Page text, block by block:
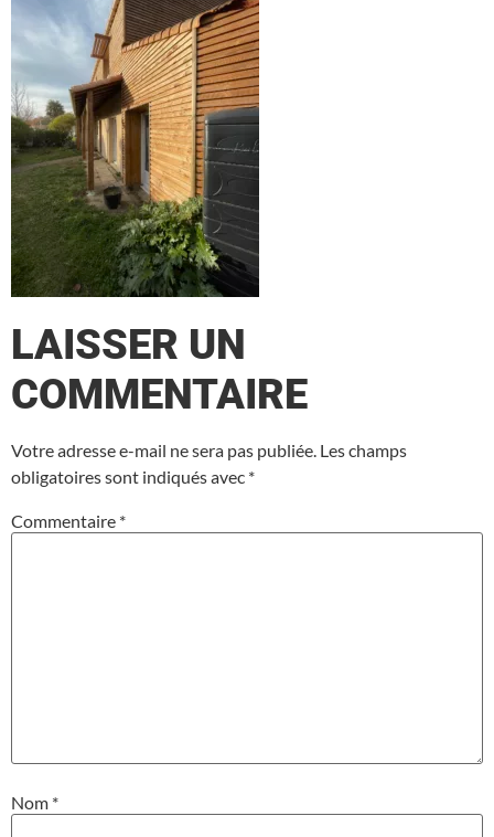
LAISSER UN
COMMENTAIRE
Votre adresse e-mail ne sera pas publiée. Les champs
obligatoires sont indiqués avec *
Commentaire *
Nom *